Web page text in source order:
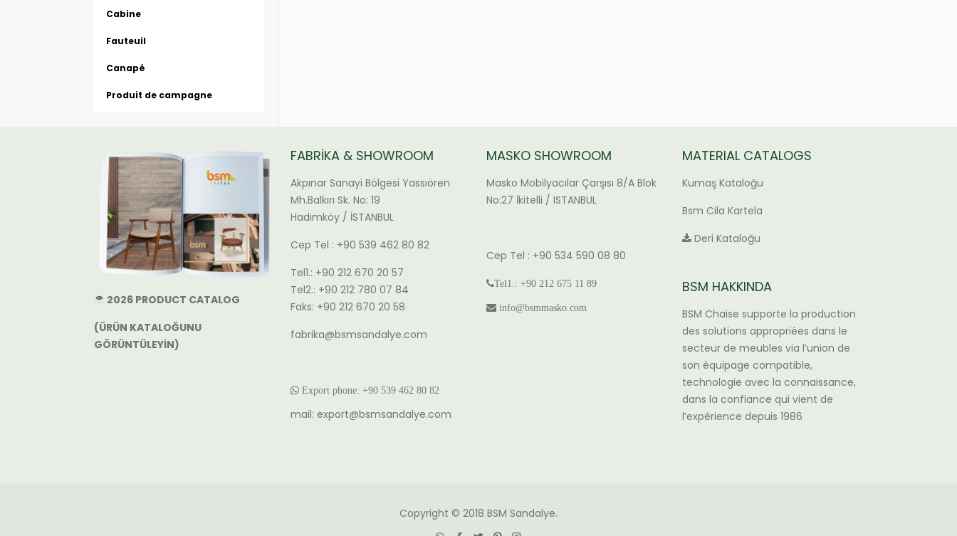
Cabine
Fauteuil
Canapé
Produit de campagne
2026 PRODUCT CATALOG
(ÜRÜN KATALOĞUNU
GÖRÜNTÜLEYİN)
FABRİKA & SHOWROOM
Akpınar Sanayi Bölgesi Yassıören
Mh.Balkırı Sk. No: 19
Hadımköy / İSTANBUL
Cep Tel : +90 539 462 80 82
Tel1.: +90 212 670 20 57
Tel2.: +90 212 780 07 84
Faks: +90 212 670 20 58
fabrika@bsmsandalye.com
Export phone: +90 539 462 80 82
mail: export@bsmsandalye.com
MASKO SHOWROOM
Masko Mobilyacılar Çarşısı 8/A Blok
No:27 İkitelli / ISTANBUL
Cep Tel : +90 534 590 08 80
Tel1.: +90 212 675 11 89
info@bsmmasko.com
MATERIAL CATALOGS
Kumaş Kataloğu
Bsm Cila Kartela
Deri Kataloğu
BSM HAKKINDA
BSM Chaise supporte la production
des solutions appropriées dans le
secteur de meubles via l’union de
son équipage compatible,
technologie avec la connaissance,
dans la confiance qui vient de
l’expérience depuis 1986
Copyright © 2018 BSM Sandalye.